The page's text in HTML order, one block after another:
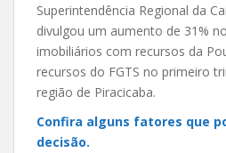
Superintendência Regional da
divulgou um aumento de 31%
imobiliários com recursos da
recursos do FGTS no primeiro
região de Piracicaba.
Confira alguns fatores que
decisão.